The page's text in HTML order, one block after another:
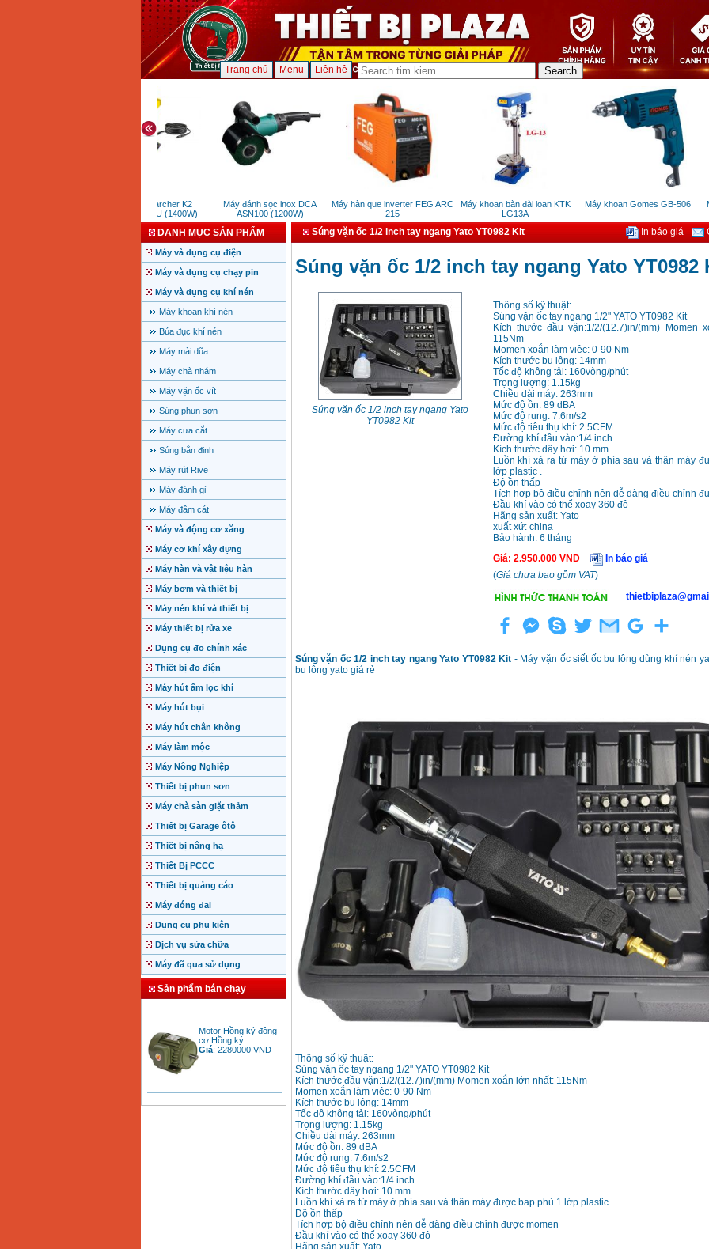
Trang chủ Menu Liên hệ
Máy xịt rửa Karcher K2
Universal OJ*EU (1400W)
Máy đánh sọc inox DCA
ASN100 (1200W)
Máy hàn que inverter FEG ARC
215
Máy khoan bàn đài loan KTK
LG13A
Máy khoan Gomes GB-506
DANH MỤC SẢN PHẨM
Máy và dụng cụ điện
Máy và dụng cụ chạy pin
Máy và dụng cụ khí nén
Máy khoan khí nén
Búa đục khí nén
Máy mài dũa
Máy chà nhám
Máy vặn ốc vít
Súng phun sơn
Máy cưa cắt
Súng bắn đinh
Máy rút Rive
Máy đánh gỉ
Máy đầm cát
Máy và động cơ xăng
Máy cơ khí xây dựng
Máy hàn và vật liệu hàn
Máy bơm và thiết bị
Máy nén khí và thiết bị
Máy thiết bị rửa xe
Dụng cụ đo chính xác
Thiết bị đo điện
Máy hút ẩm lọc khí
Máy hút bụi
Máy hút chân không
Máy làm mộc
Máy Nông Nghiệp
Thiết bị phun sơn
Máy chà sàn giặt thảm
Thiết bị Garage ôtô
Thiết bị nâng hạ
Thiết Bị PCCC
Thiết bị quảng cáo
Máy đóng đai
Dụng cụ phụ kiện
Dịch vụ sửa chữa
Máy đã qua sử dụng
Sản phẩm bán chạy
cơ Hồng ký
Giá:2280000
Bảng giá động cơ
diesel đầu nổ diesel
Súng vặn ốc 1/2 inch tay ngang Yato YT0982 Kit In báo giá
Súng vặn ốc 1/2 inch tay ngang Yato YT0982
Súng vặn ốc 1/2 inch tay ngang Yato
YT0982 Kit
Thông số kỹ thuật:
Súng vặn ốc tay ngang 1/2" YATO YT0982 Kit
Kích thước đầu vặn:1/2/(12.7)in/(mm) Momen
115Nm
Momen xoắn làm việc: 0-90 Nm
Kích thước bu lông: 14mm
Tốc độ không tải: 160vòng/phút
Trọng lượng: 1.15kg
Chiều dài máy: 263mm
Mức độ ồn: 89 dBA
Mức độ rung: 7.6m/s2
Mức độ tiêu thụ khí: 2.5CFM
Đường khí đầu vào:1/4 inch
Kích thước dây hơi: 10 mm
Luồn khí xả ra từ máy ở phía sau và thân máy
lớp plastic .
Độ ồn thấp
Tích hợp bộ điều chỉnh nên dễ dàng điều chỉnh
Đầu khí vào có thể xoay 360 độ
Hãng sản xuất: Yato
xuất xứ: china
Bảo hành: 6 tháng
Giá: 2.950.000VND
In báo giá
(Giá chưa bao gồm VAT)
Súng vặn ốc 1/2 inch tay ngang Yato YT0982 Kit - Máy vặn ốc siết ốc bu lông dùng khí nén
bu lông yato giá rẻ
Thông số kỹ thuật:
Súng vặn ốc tay ngang 1/2" YATO YT0982 Kit
Kích thước đầu vặn:1/2/(12.7)in/(mm) Momen xoắn lớn nhất: 115Nm
Momen xoắn làm việc: 0-90 Nm
Kích thước bu lông: 14mm
Tốc độ không tải: 160vòng/phút
Trọng lượng: 1.15kg
Chiều dài máy: 263mm
Mức độ ồn: 89 dBA
Mức độ rung: 7.6m/s2
Mức độ tiêu thụ khí: 2.5CFM
Đường khí đầu vào:1/4 inch
Kích thước dây hơi: 10 mm
Luồn khí xả ra từ máy ở phía sau và thân máy được bap phủ 1 lớp plastic .
Độ ồn thấp
Tích hợp bộ điều chỉnh nên dễ dàng điều chỉnh được momen
Đầu khí vào có thể xoay 360 độ